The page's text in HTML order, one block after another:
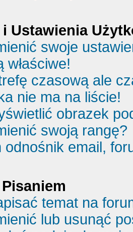
i Ustawienia
swoje
właściwe!
czasową ale
nie ma na liście!
obrazek
swoją rangę?
odnośnik email,
temat na
lub usunąć